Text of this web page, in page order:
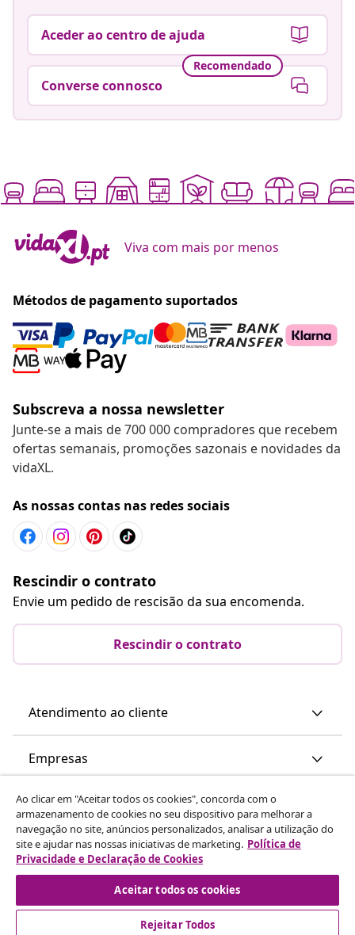
Aceder ao centro de ajuda
Recomendado
Converse connosco
Viva com mais por menos
Métodos de pagamento suportados
Subscreva a nossa newsletter
Junte-se a mais de 700 000 compradores que recebem
ofertas semanais, promoções sazonais e novidades da
vidaXL.
As nossas contas nas redes sociais
Rescindir o contrato
Envie um pedido de rescisão da sua encomenda.
Rescindir o contrato
Atendimento ao cliente
Empresas
vidaXL
Descubra mais
Ao clicar em "Aceitar todos os cookies", concorda com o
armazenamento de cookies no seu dispositivo para melhorar a
navegação no site, anúncios personalizados, analisar a utilização do
site e ajudar nas nossas iniciativas de marketing. Política de
Privacidade e Declaração de Cookies
Aceitar todos os cookies
Rejeitar Todos